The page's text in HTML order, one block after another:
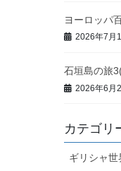
ヨーロッパ
2026年7月
石垣島の旅
2026年6月
カテゴリ
ギリシャ